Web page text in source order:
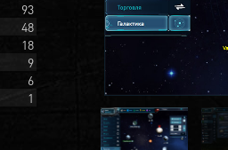
93
48
18
9
6
1